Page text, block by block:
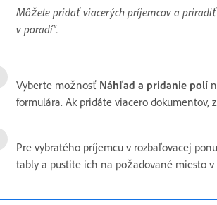
Môžete pridať viacerých príjemcov a
v poradí“.
Vyberte možnosť Náhľad a pridanie polí
formulára. Ak pridáte viacero dokumentov,
Pre vybratého príjemcu v rozbaľovacej
tably a pustite ich na požadované miesto v